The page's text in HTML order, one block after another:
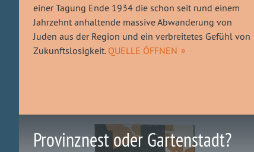
einer Tagung Ende 1934 die schon seit rund einem
Jahrzehnt anhaltende massive Abwanderung von
Juden aus der Region und ein verbreitetes Gefühl von
Zukunftslosigkeit. QUELLE ÖFFNEN
Provinznest oder Gartenstadt?